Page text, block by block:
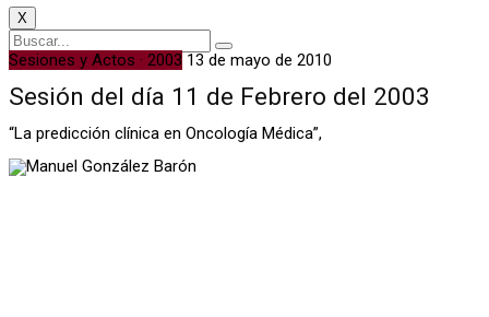
X
Sesiones y Actos · 2003 13 de mayo de 2010
Sesión del día 11 de Febrero del 2003
“La predicción clínica en Oncología Médica”,